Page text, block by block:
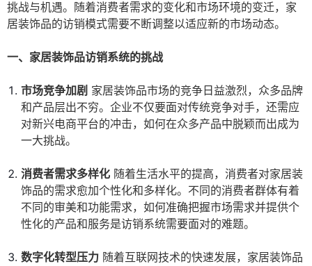
挑战与机遇。随着消费者需求的变化和市场环境的变迁，家
居装饰品的访销模式需要不断调整以适应新的市场动态。
一、家居装饰品访销系统的挑战
市场竞争加剧 家居装饰品市场的竞争日益激烈，众多品牌
和产品层出不穷。企业不仅要面对传统竞争对手，还需应
对新兴电商平台的冲击，如何在众多产品中脱颖而出成为
一大挑战。
消费者需求多样化 随着生活水平的提高，消费者对家居装
饰品的需求愈加个性化和多样化。不同的消费者群体有着
不同的审美和功能需求，如何准确把握市场需求并提供个
性化的产品和服务是访销系统需要面对的难题。
数字化转型压力 随着互联网技术的快速发展，家居装饰品